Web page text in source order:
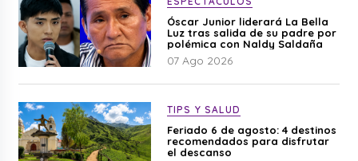
Óscar Junior liderará La Bella
Luz tras salida de su padre por
polémica con Naldy Saldaña
07 Ago 2026
TIPS Y SALUD
Feriado 6 de agosto: 4 destinos
recomendados para disfrutar
el descanso